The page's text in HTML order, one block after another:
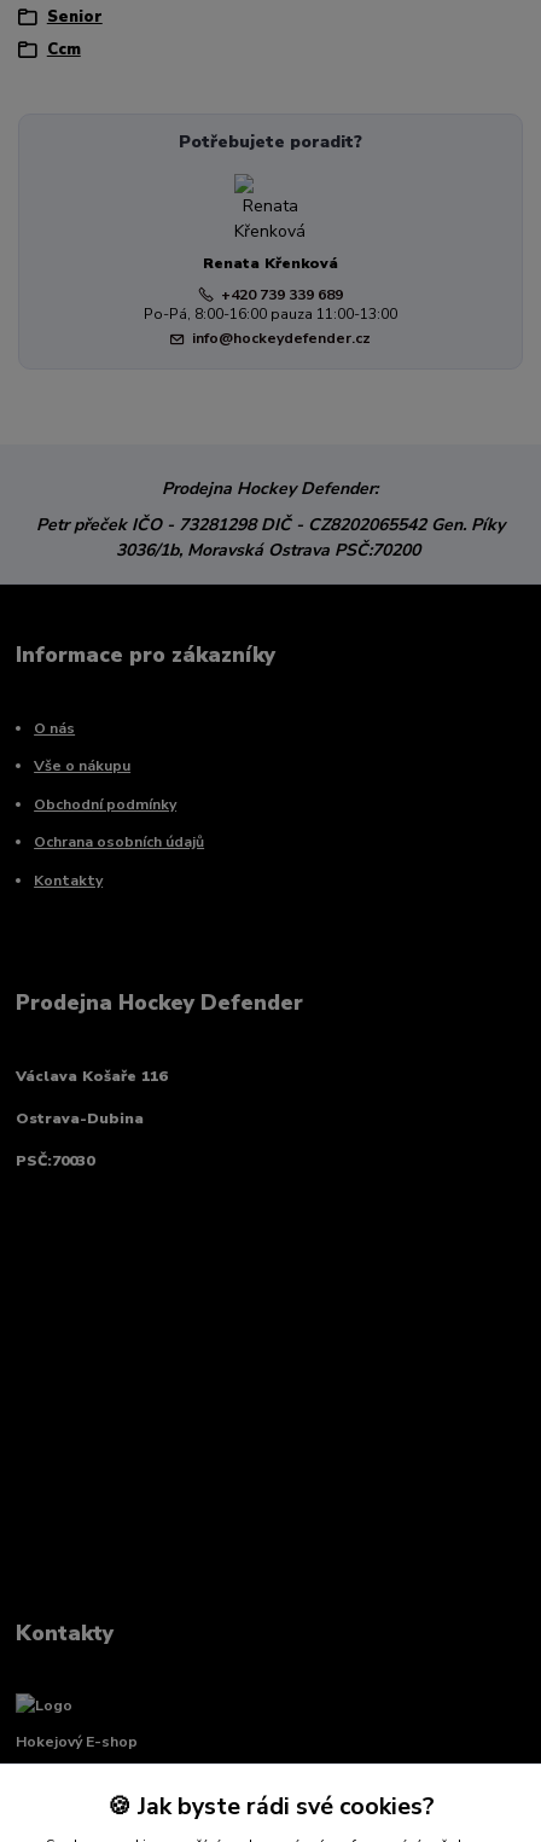
Senior
Ccm
Potřebujete poradit?
Renata Křenková
+420 739 339 689
Po-Pá, 8:00-16:00 pauza 11:00-13:00
info@hockeydefender.cz
Prodejna Hockey Defender:
Petr přeček IČO - 73281298DIČ - CZ8202065542 Gen. Píky
3036/1b, Moravská Ostrava PSČ:70200
Informace pro zákazníky
O nás
Vše o nákupu
Obchodní podmínky
Ochrana osobních údajů
Kontakty
Prodejna Hockey Defender
Václava Košaře 116
Ostrava-Dubina
PSČ:70030
Kontakty
Hokejový E-shop
Renata Křenková
+420 739 339 689
🍪 Jak byste rádi své cookies?